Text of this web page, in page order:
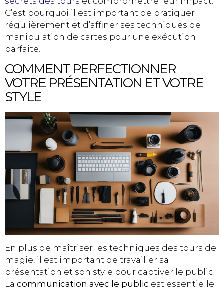
C’est pourquoi il est important de pratiquer
régulièrement et d’affiner ses techniques de
manipulation de cartes pour une exécution
parfaite.
COMMENT PERFECTIONNER
VOTRE PRÉSENTATION ET VOTRE
STYLE
En plus de maîtriser les techniques des tours de
magie, il est important de travailler sa
présentation et son style pour captiver le public.
La communication avec le public est essentielle